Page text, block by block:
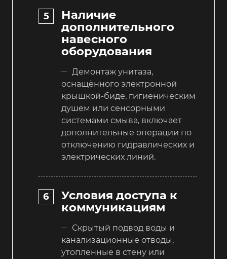
Наличие
дополнительного
навесного
оборудования
Демонтаж унитаза,
оснащённого электронной
крышкой-биде, гигиеническим
душем или сенсорными
системами смыва, включает
дополнительные операции по
отключению гидравлических и
электрических линий.
Условия доступа к
коммуникациям
Скрытый подвод воды и
канализационные отводы,
утопленные в стену или